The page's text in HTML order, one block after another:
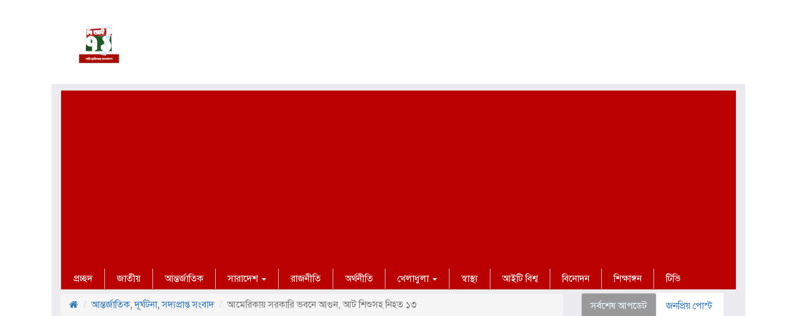
প্রচ্ছদ জাতীয় আন্তর্জাতিক সারাদেশ রাজনীতি অর্থনীতি খেলাধুলা স্বাস্থ্য আইটি বিশ্ব বিনোদন শিক্ষাঙ্গন টিভি
আন্তর্জাতিক,দূর্ঘটনা,সদ্যপ্রাপ্ত সংবাদ আমেরিকায় সরকারি ভবনে আগুন, আট শিশুসহ নিহত ১৩ সর্বশেষ আপডেট
জনপ্রিয় পোস্ট